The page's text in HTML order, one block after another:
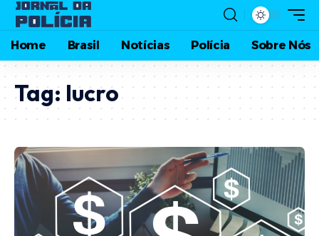
Home Brasil Notícias Polícia Sobre Nós
Tag: lucro